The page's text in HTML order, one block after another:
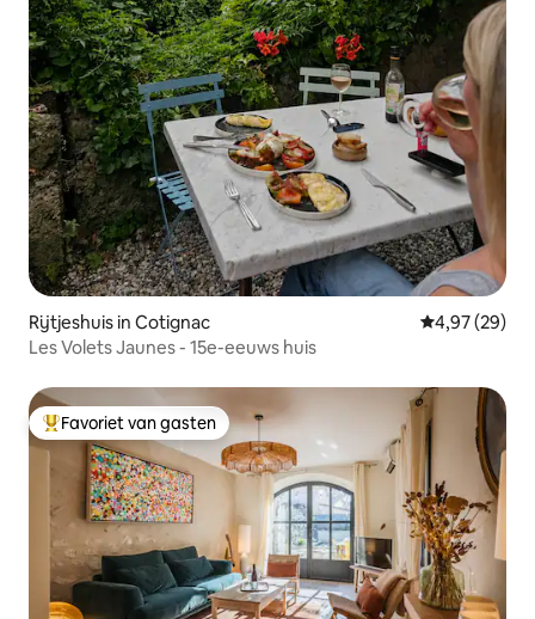
Rijtjeshuis in Cotignac Gemiddelde
4,97 (29)
Les Volets Jaunes - 15e-eeuws huis
Topfavoriet van gasten
Favoriet van gasten